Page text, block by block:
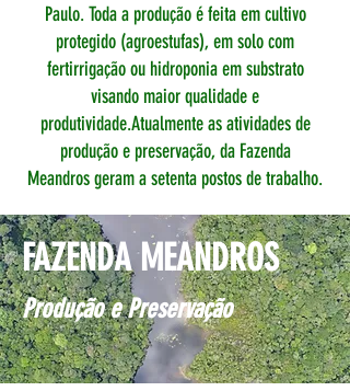
Paulo. Toda a produção é feita em cultivo
protegido (agroestufas), em solo com
fertirrigação ou hidroponia em substrato
visando maior qualidade e
produtividade.Atualmente as atividades de
produção e preservação, da Fazenda
Meandros geram a setenta postos de trabalho.
FAZENDA MEANDROS
Produção e Preservação